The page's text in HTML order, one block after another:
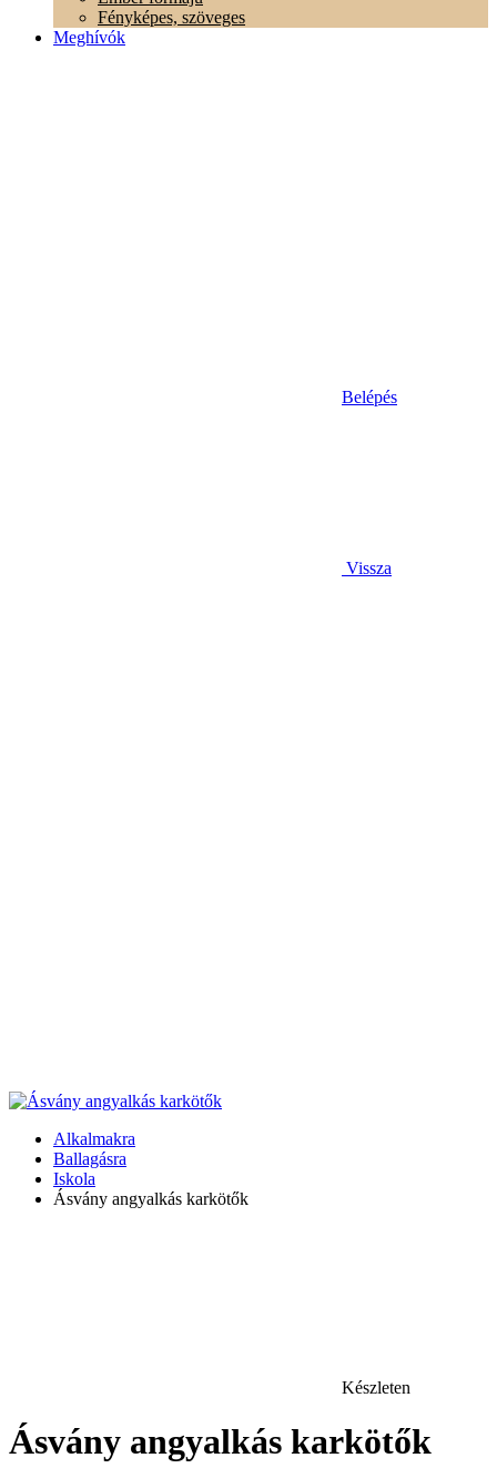
Fényképes, szöveges
Meghívók
Belépés
Vissza
Alkalmakra
Ballagásra
Iskola
Ásvány angyalkás karkötők
Készleten
Ásvány angyalkás karkötők